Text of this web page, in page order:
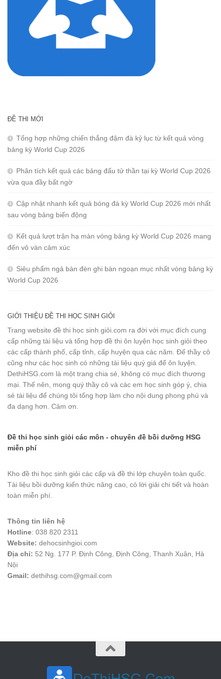
ĐỀ THI MỚI
Tổng hợp những chiến thắng đậm đà kỷ lục từ kết quả vòng
bảng kỳ World Cup 2026
Phân tích kết quả các bảng đấu tử thần tại kỳ World Cup 2026
vừa qua đầy bất ngờ
Cập nhật nhanh kết quả bóng đá kỳ World Cup 2026 mới nhất
sau vòng bảng biến động
Kết quả lượt trận hạ màn vòng bảng kỳ World Cup 2026 mang
đến vô vàn cảm xúc
Siêu phẩm ngả bàn đèn ghi bàn ngoạn mục nhất vòng bảng kỳ
World Cup 2026
GIỚI THIỆU ĐỀ THI HỌC SINH GIỎI
Trang website đề thi học sinh giỏi.com ra đời với mục đích cung
cấp những tài liệu và tổng hợp đề thi ôn luyện học sinh giỏi theo
các cấp thành phố, cấp tỉnh, cấp huyện qua các năm. Để thầy cô
cũng như các học sinh có những tài liệu quý giá để ôn luyện.
DethiHSG.com là một trang chia sẻ, không có mục đích thương
mại. Thế nên, mong quý thầy cô và các em học sinh góp ý, chia
sẻ tài liệu để chúng tôi tổng hợp làm cho nội dung phong phú và
đa dạng hơn. Cảm ơn.
Đề thi học sinh giỏi các môn - chuyên đề bồi dưỡng HSG
miễn phí
Kho đề thi học sinh giỏi các cấp và đề thi lớp chuyên toàn quốc.
Tài liệu bồi dưỡng kiến thức nâng cao, có lời giải chi tiết và hoàn
toàn miễn phí.
Thông tin liên hệ
Hotline: 038 820 2311
Website: dehocsinhgioi.com
Địa chỉ: 52 Ng. 177 P. Định Công, Định Công, Thanh Xuân, Hà
Nội
Gmail: dethihsg.com@gmail.com